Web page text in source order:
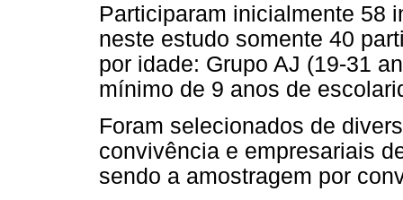
Participaram inicialmente 58
neste estudo somente 40
por idade: Grupo AJ (19-31
mínimo de 9 anos de
Foram selecionados de
convivência e empresariais
sendo a amostragem por